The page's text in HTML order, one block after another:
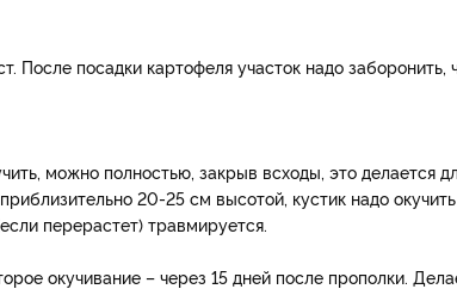
После посадки картофеля участок надо заборонить,
можно полностью, закрыв всходы, это делается
20-25 см высотой, кустик надо
перерастет) травмируется.
окучивание – через 15 дней после прополки.